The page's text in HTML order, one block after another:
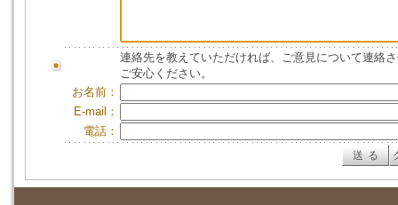
連絡先を教えていただければ、ご意見について連絡
ご安心ください。
お名前：
E-mail：
電話：